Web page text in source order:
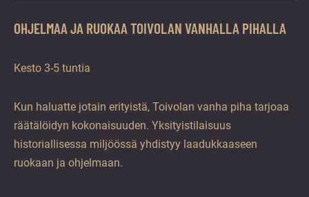
OHJELMAA JA RUOKAA TOIVOLAN VANHALLA PIHALLA
Kesto 3-5 tuntia
Kun haluatte jotain erityistä, Toivolan vanha piha tarjoaa
räätälöidyn kokonaisuuden. Yksityistilaisuus
historiallisessa miljöössä yhdistyy laadukkaaseen
ruokaan ja ohjelmaan.